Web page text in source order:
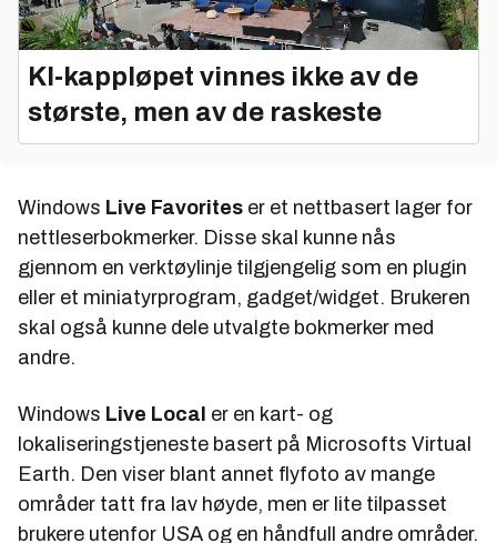
KI‑kappløpet vinnes ikke av de
største, men av de raskeste
Windows Live Favorites er et nettbasert lager for
nettleserbokmerker. Disse skal kunne nås
gjennom en verktøylinje tilgjengelig som en plugin
eller et miniatyrprogram, gadget/widget. Brukeren
skal også kunne dele utvalgte bokmerker med
andre.
Windows Live Local er en kart- og
lokaliseringstjeneste basert på Microsofts Virtual
Earth. Den viser blant annet flyfoto av mange
områder tatt fra lav høyde, men er lite tilpasset
brukere utenfor USA og en håndfull andre områder.